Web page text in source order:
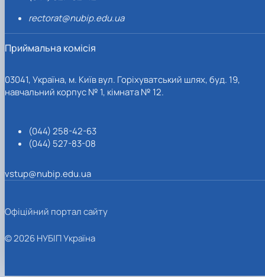
rectorat@nubip.edu.ua
Приймальна комісія
03041, Україна, м. Київ вул. Горіхуватський шлях, буд. 19,
навчальний корпус № 1, кімната № 12.
(044) 258-42-63
(044) 527-83-08
vstup@nubip.edu.ua
Офіційний портал сайту
© 2026 НУБІП Україна